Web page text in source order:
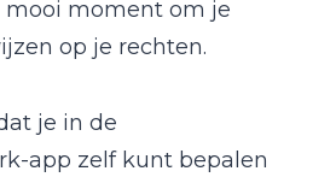
mooi moment om je
op je rechten.
je in de
app zelf kunt bepalen